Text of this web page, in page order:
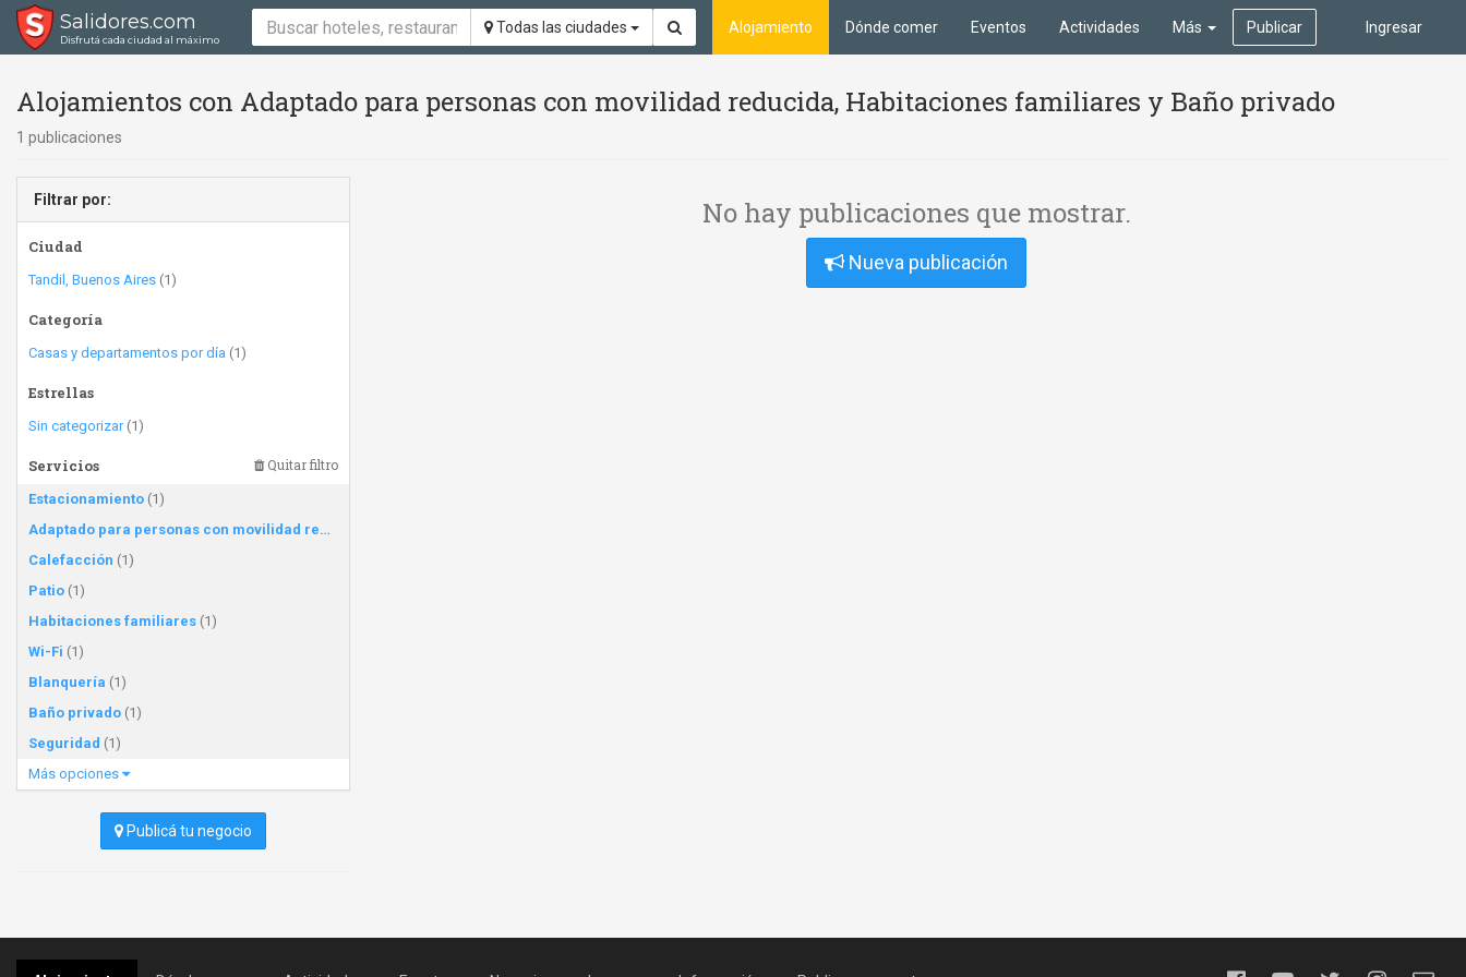
Salidores.com
Disfrutá cada ciudad al máximo
Todas las ciudades Ingresar
Alojamiento Dónde comer Eventos Actividades Más Publicar
Alojamientos con Adaptado para personas con movilidad reducida, Habitaciones familiares y Baño privado
1 publicaciones
Filtrar por:
Ciudad
Tandil, Buenos Aires (1)
Categoría
Casas y departamentos por día (1)
Estrellas
Sin categorizar(1)
Servicios Quitar filtro
Estacionamiento (1)
Adaptado para personas con movilidad reducida
Calefacción (1)
Patio (1)
Habitaciones familiares (1)
Wi-Fi (1)
Blanquería (1)
Baño privado (1)
Seguridad (1)
Más opciones
Publicá tu negocio
No hay publicaciones que mostrar.
Nueva publicación